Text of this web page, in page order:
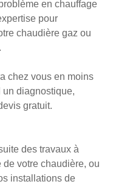
en chauffage
pour
chaudière gaz ou
chez vous en moins
un diagnostique,
gratuit.
des travaux à
votre chaudière, ou
installations de